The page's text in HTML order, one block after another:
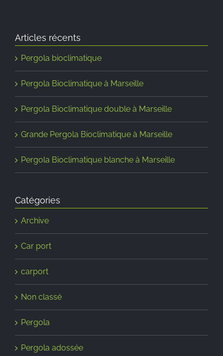
Articles récents
Pergola bioclimatique
Pergola Bioclimatique à Marseille
Pergola Bioclimatique double à Marseille
Grande Pergola Bioclimatique à Marseille
Pergola Bioclimatique blanche à Marseille
Catégories
Archive
Car port
carport
Non classé
Pergola
Pergola adossée